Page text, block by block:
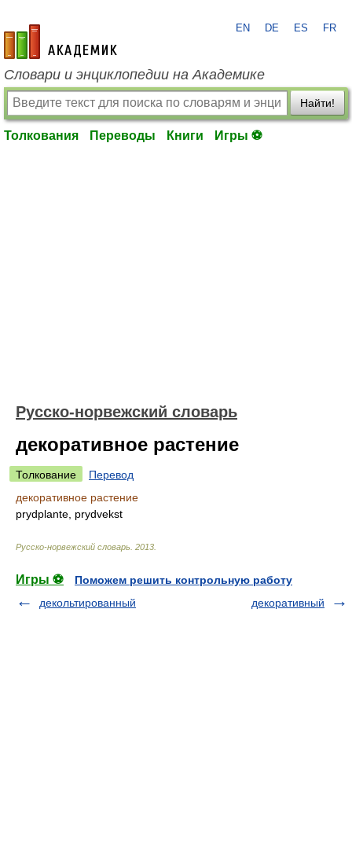
academic.ru
EN DE ES FR
Словари и энциклопедии на Академике
Найти!
Толкования Переводы Книги Игры ⚽
Русско-норвежский словарь
декоративное растение
Толкование
Перевод
декоративное растение
prydplante, prydvekst
Русско-норвежский словарь 2013
Игры ⚽
Поможем решить контрольную работу
декольтированный
декоративный